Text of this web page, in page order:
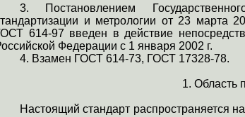
3. Постановлением
и метрологии от 23 марта
614-97 введен в действие
Федерации с 1 января 2002 г.
4. Взамен ГОСТ 614-73, ГОСТ 17328-78.
1. Область
Настоящий стандарт распространяется